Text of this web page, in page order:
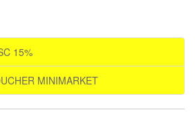
15%
MINIMARKET